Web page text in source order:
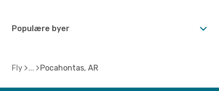
Populære byer
Fly Pocahontas, AR